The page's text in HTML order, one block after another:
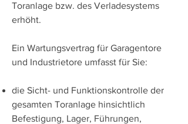
Toranlage bzw. des Verladesystems
erhöht.
Ein Wartungsvertrag für Garagentore
und Industrietore umfasst für Sie:
die Sicht- und Funktionskontrolle der
gesamten Toranlage hinsichtlich
Befestigung, Lager, Führungen,